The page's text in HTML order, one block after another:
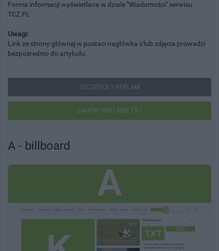
Forma informacji wyświetlana w dziale "Wiadomości" serwisu
TCZ.PL
Uwagi:
Link ze strony głównej w postaci nagłówka i/lub zdjęcia prowadzi
bezpośrednio do artykułu.
SZCZEGÓŁY REKLAM
ZAMÓW REKLAMĘ TXT
A - billboard